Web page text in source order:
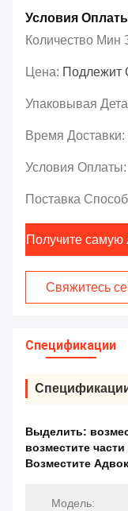
Условия
Количество Мин
Цена: Подлежит
Упаковывая
Время Доставки:
Условия Оплаты:
Поставка
Получите
Свяжитесь
Спецификации
Выделить:
возместите
Возместите
Модель: